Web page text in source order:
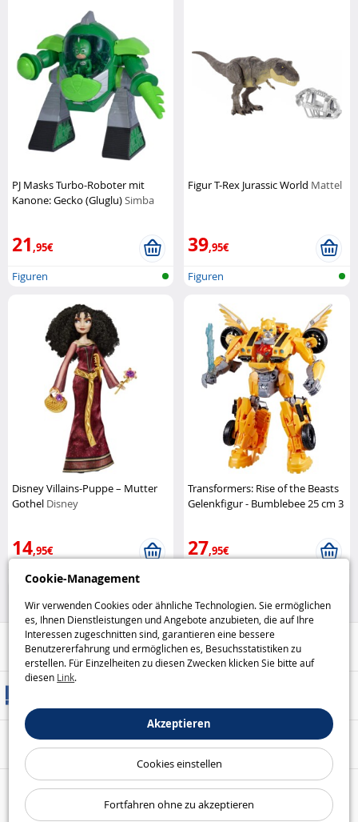
Cookie-Management
Wir verwenden Cookies oder ähnliche Technologien. Sie ermöglichen
es, Ihnen Dienstleistungen und Angebote anzubieten, die auf Ihre
Interessen zugeschnitten sind, garantieren eine bessere
Benutzererfahrung und ermöglichen es, Besuchsstatistiken zu
erstellen. Für Einzelheiten zu diesen Zwecken klicken Sie bitte auf
diesen Link.
Akzeptieren
Cookies einstellen
Fortfahren ohne zu akzeptieren
PJ Masks Turbo-Roboter mit
Kanone: Gecko (Gluglu)Simba
21,95€
Figuren
Figur T-Rex Jurassic World Mattel
39,95€
Figuren
Disney Villains-Puppe – Mutter
Gothel Disney
14,95€
Disney
Transformers: Rise of the Beasts
Gelenkfigur - Bumblebee 25 cm 3
27,95€
Hilfe / Kontakt
Sicheres Bezahlen
Unsere Garantien